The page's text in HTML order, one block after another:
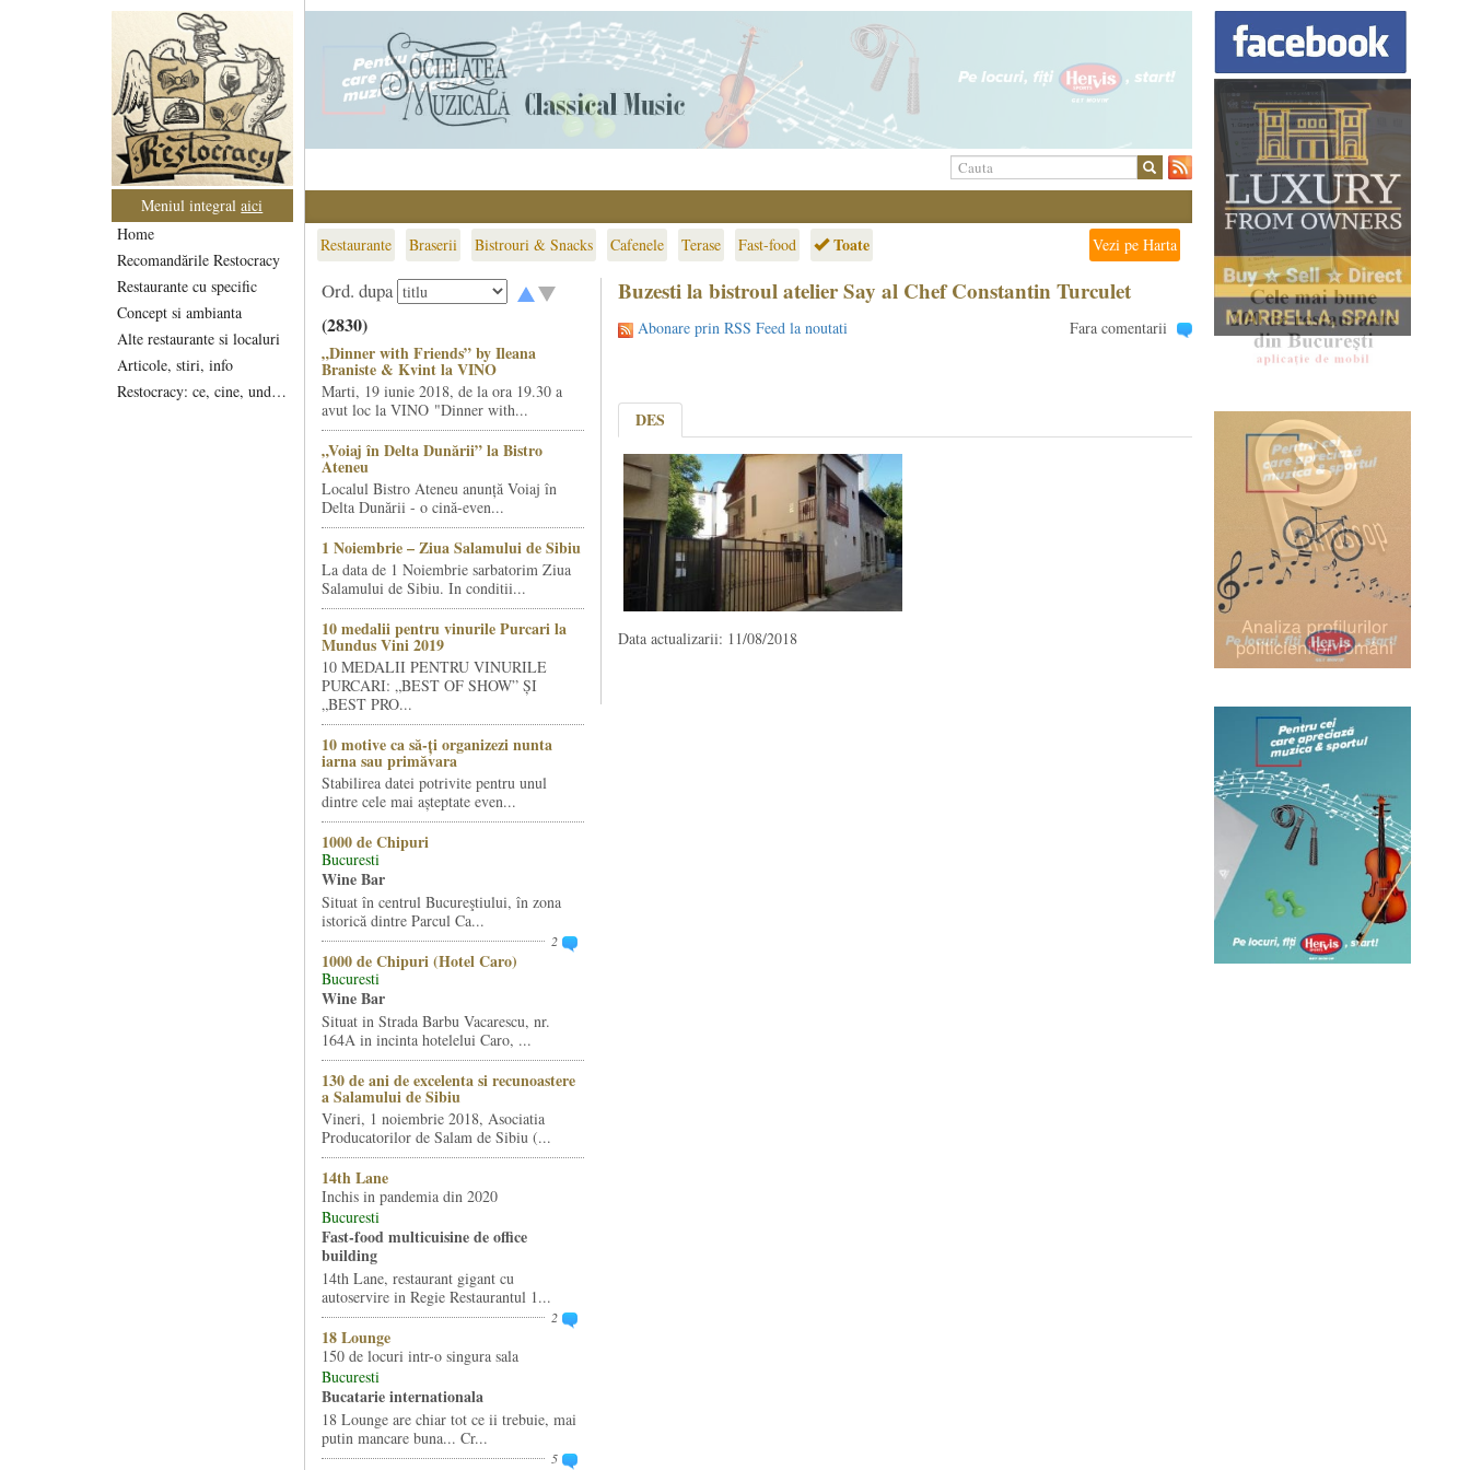
Meniul integralaici
Home
Recomandările Restocracy
Restaurante cu specific
Concept si ambianta
Alte restaurante si localuri
Articole, stiri, info
Restocracy: ce, cine, unde...
Restaurante Braserii Bistrouri & Snacks Cafenele Terase Fast-food Toate Vezi pe Harta
Ord. dupa
(2830)
„Dinner with Friends” by Ileana
Braniste & Kvint la VINO
Marti, 19 iunie 2018, de la ora 19.30 a
avut loc la VINO "Dinner with...
„Voiaj în Delta Dunării” la Bistro
Ateneu
Localul Bistro Ateneu anunță Voiaj în
Delta Dunării - o cină-even...
1 Noiembrie – Ziua Salamului de Sibiu
La data de 1 Noiembrie sarbatorim Ziua
Salamului de Sibiu. In conditii...
10 medalii pentru vinurile Purcari la
Mundus Vini 2019
10 MEDALII PENTRU VINURILE
PURCARI: „BEST OF SHOW” ȘI
„BEST PRO...
10 motive ca să-ți organizezi nunta
iarna sau primăvara
Stabilirea datei potrivite pentru unul
dintre cele mai așteptate even...
1000 de Chipuri
Bucuresti
Wine Bar
Situat în centrul Bucureştiului, în zona
istorică dintre Parcul Ca...
2
1000 de Chipuri (Hotel Caro)
Bucuresti
Wine Bar
Situat in Strada Barbu Vacarescu, nr.
164A in incinta hotelelui Caro, ...
130 de ani de excelenta si recunoastere
a Salamului de Sibiu
Vineri, 1 noiembrie 2018, Asociatia
Producatorilor de Salam de Sibiu (...
14th Lane
Inchis in pandemia din 2020
Bucuresti
Fast-food multicuisine de office
building
14th Lane, restaurant gigant cu
autoservire in Regie Restaurantul 1...
2
18 Lounge
150 de locuri intr-o singura sala
Bucuresti
Bucatarie internationala
18 Lounge are chiar tot ce ii trebuie, mai
putin mancare buna... Cr...
5
Buzesti la bistroul atelier Say al Chef Constantin Turculet
Abonare prin RSS Feed la noutati Fara comentarii
DES
Data actualizarii: 11/08/2018